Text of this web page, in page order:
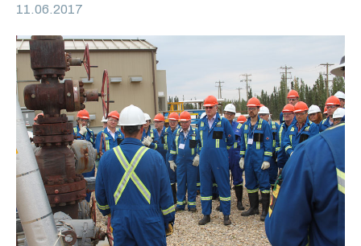
11.06.2017